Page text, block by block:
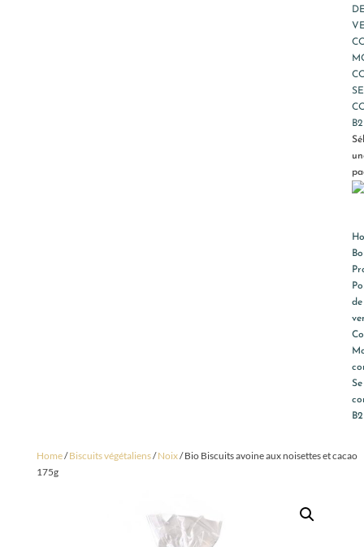
SE
de
Se
Home/Biscuits végétaliens/Noix/ Bio Biscuits avoine aux noisettes et cacao
175g